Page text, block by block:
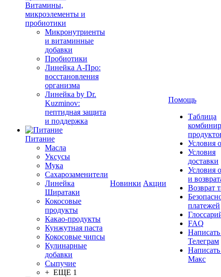
Витамины,
микроэлементы и
пробиотики
Микронутриенты
и витаминные
добавки
Пробиотики
Линейка А-Про:
восстановления
организма
Линейка by Dr.
Kuzminov:
пептидная защита
и поддержка
Питание
Масла
Уксусы
Мука
Сахарозаменители
Линейка
Ширатаки
Кокосовые
продукты
Какао-продукты
Кунжутная паста
Кокосовые чипсы
Кулинарные
добавки
Сыпучие
+ ЕЩЕ 1
Новинки Акции
Помощь
Таблица
Условия
Условия
доставки
Условия
и
Возврат
платежей
FAQ
Телеграм
Макс